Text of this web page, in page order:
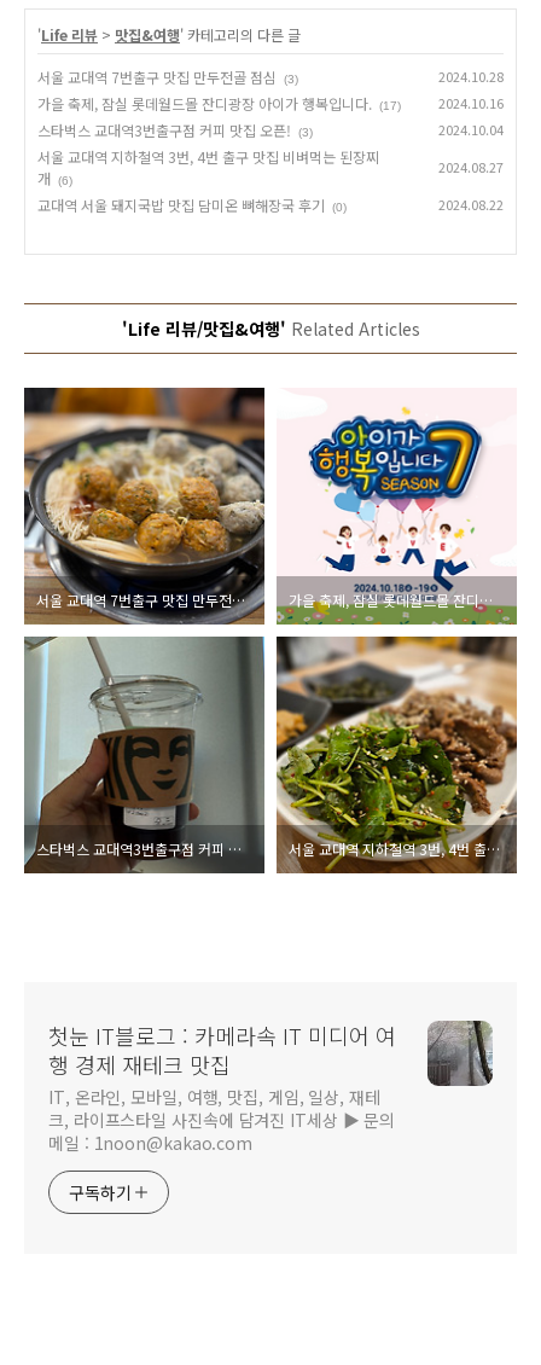
'Life 리뷰 > 맛집&여행' 카테고리의 다른 글
서울 교대역 7번출구 맛집 만두전골 점심 (3) 2024.10.28
가을 축제, 잠실 롯데월드몰 잔디광장 아이가 행복입니다. (17) 2024.10.16
스타벅스 교대역3번출구점 커피 맛집 오픈! (3) 2024.10.04
서울 교대역 지하철역 3번, 4번 출구 맛집 비벼먹는 된장찌
개 (6)
2024.08.27
교대역 서울 돼지국밥 맛집 담미온 뼈해장국 후기 (0) 2024.08.22
'Life 리뷰/맛집&여행' Related Articles
서울 교대역 7번출구 맛집 만두전골 점심 가을 축제, 잠실 롯데월드몰 잔디광장 아이가 행복입니다.
스타벅스 교대역3번출구점 커피 맛집 오픈! 서울 교대역 지하철역 3번, 4번 출구 맛집 비벼먹는 된장찌개
첫눈 IT블로그 : 카메라속 IT 미디어 여
행 경제 재테크 맛집
IT, 온라인, 모바일, 여행, 맛집, 게임, 일상, 재테
크, 라이프스타일 사진속에 담겨진 IT세상 ▶ 문의
메일 : 1noon@kakao.com
구독하기